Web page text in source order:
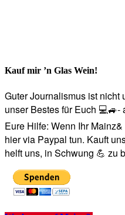
Kauf mir ’n Glas Wein!
Guter Journalismus ist nicht
unser Bestes für Euch
Eure Hilfe: Wenn Ihr
hier via Paypal tun. Kauft
helft uns, in Schwung 💪 zu